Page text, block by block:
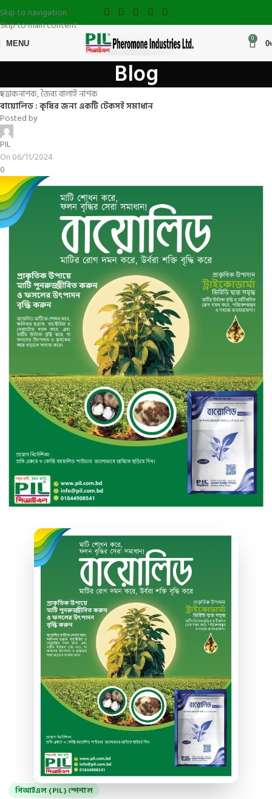
Skip to navigation
Skip to main content
MENU 0 0
Blog
ছত্রাকনাশক,জৈব্য বালাই নাশক
বায়োলিড : কৃষির জন্য একটি টেকসই সমাধান
Posted by
PIL
On 06/11/2024
0
পিআইএল (PIL) স্পেশাল